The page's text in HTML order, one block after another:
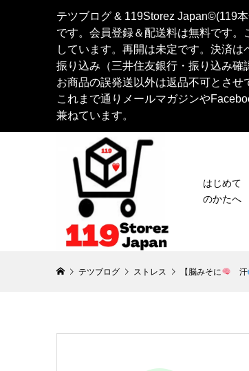
テツブログ & 119Storez Japan©︎(119
です。会員登録＆配送料は無料です
しています。再開は未定です。決済
振り込み（三井住友銀行・振り込み
お商品の誤発送以外は返品不可とさせ
これまで通りメールマガジンや
兼ねています。
はじめて
のかたへ
テツブログ ストレス 【脳みそに 汗